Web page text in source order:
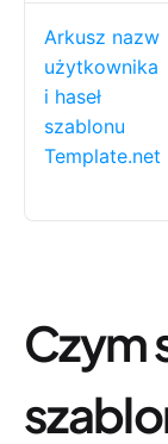
Arkusz nazw
użytkownika
i haseł
szablonu
Template.net
Czym